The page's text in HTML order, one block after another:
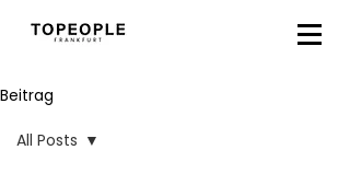
Beitrag
All Posts